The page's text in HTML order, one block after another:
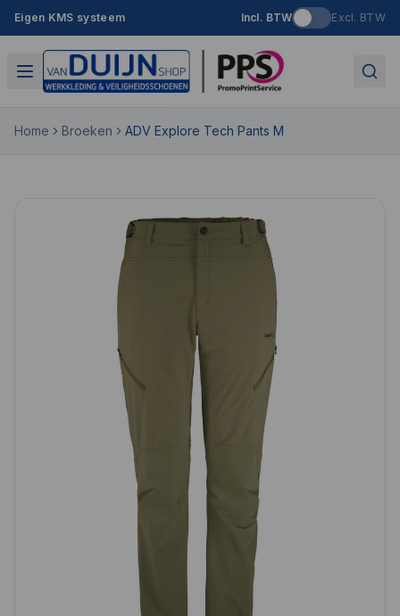
Eigen KMS systeem Incl. BTW Excl. BTW
Home Broeken ADV Explore Tech Pants M